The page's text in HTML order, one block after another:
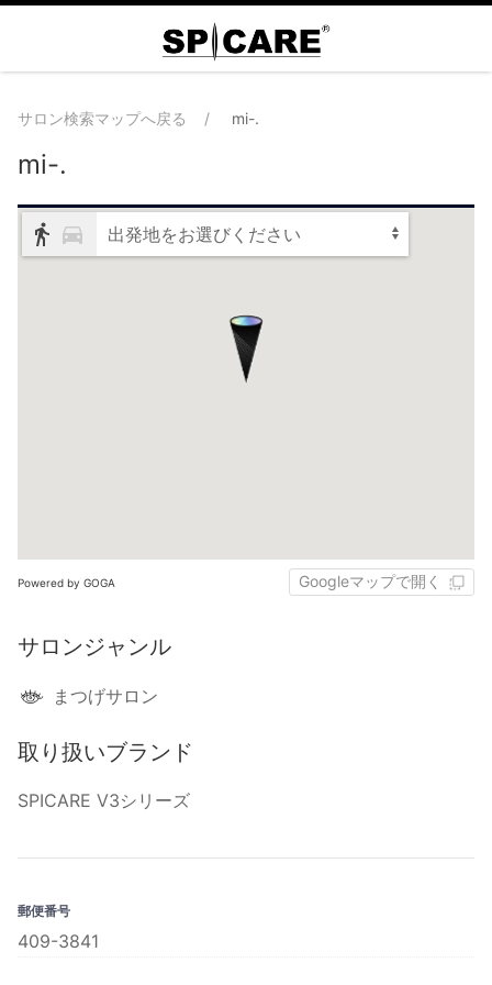
サロン検索マップへ戻る mi-.
mi-.
出発地をお選びください
Powered by GOGA Googleマップで開く
サロンジャンル
まつげサロン
取り扱いブランド
SPICARE V3シリーズ
郵便番号
409-3841